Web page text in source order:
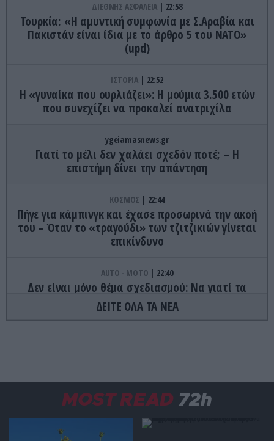
ΔΙΕΘΝΗΣ ΑΣΦΑΛΕΙΑ 22:58
Τουρκία: «Η αμυντική συμφωνία με Σ.Αραβία και
Πακιστάν είναι ίδια με το άρθρο 5 του ΝΑΤΟ»
(upd)
ΙΣΤΟΡΙΑ 22:52
Η «γυναίκα που ουρλιάζει»: Η μούμια 3.500 ετών
που συνεχίζει να προκαλεί ανατριχίλα
ygeiamasnews.gr
Γιατί το μέλι δεν χαλάει σχεδόν ποτέ; – Η
επιστήμη δίνει την απάντηση
ΚΟΣΜΟΣ 22:44
Πήγε για κάμπινγκ και έχασε προσωρινά την ακοή
του – Όταν το «τραγούδι» των τζιτζικιών γίνεται
επικίνδυνο
AUTO - MOTO 22:40
Δεν είναι μόνο θέμα σχεδιασμού: Να γιατί τα
πίσω φώτα των αυτοκινήτων έχουν κόκκινο
χρώμα
ΔΙΑΤΡΟΦΗ 22:27
Το φρούτο που μπορεί να «ξεγελάσει» τη γλώσσα
και να κάνει τα ξινά… γλυκά
ΔΕΙΤΕ ΟΛΑ ΤΑ ΝΕΑ
MOST READ 72h